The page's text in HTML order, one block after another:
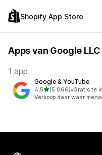
Shopify App Store
Apps van Google LLC
1 app
Google & YouTube
4,5van 5 sterren
(5.066)
5066 recensies in totaal
•Gratis te
Verkoop daar waar